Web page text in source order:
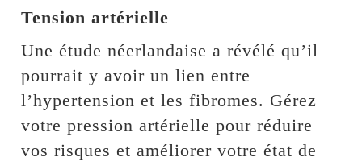
Tension artérielle
Une étude néerlandaise a révélé qu’il
pourrait y avoir un lien entre
l’hypertension et les fibromes. Gérez
votre pression artérielle pour réduire
vos risques et améliorer votre état de